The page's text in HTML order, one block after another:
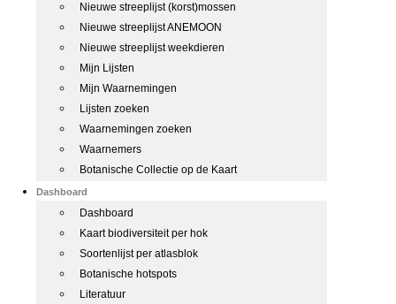
Nieuwe streeplijst (korst)mossen
Nieuwe streeplijst ANEMOON
Nieuwe streeplijst weekdieren
Mijn Lijsten
Mijn Waarnemingen
Lijsten zoeken
Waarnemingen zoeken
Waarnemers
Botanische Collectie op de Kaart
Dashboard
Dashboard
Kaart biodiversiteit per hok
Soortenlijst per atlasblok
Botanische hotspots
Literatuur